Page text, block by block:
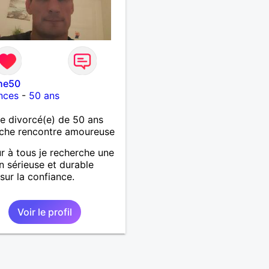
- 50 ans
divorcé(e) de 50 ans
rencontre amoureuse
à tous je recherche une
sérieuse et durable
la confiance.
Voir le profil